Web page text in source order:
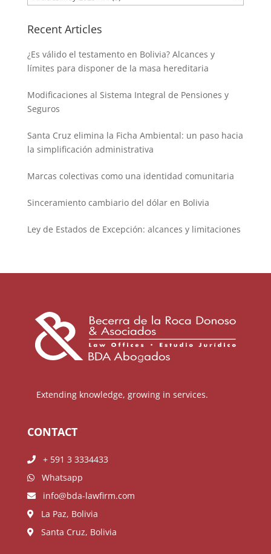
Recent Articles
¿Es válido el testamento en Bolivia? Alcances y
límites para disponer de la masa hereditaria
Modificaciones al Sistema Integral de Pensiones y
Seguros
Santa Cruz elimina la Ficha Ambiental: un paso hacia
la simplificación administrativa
Marcas colectivas como una identidad comunitaria
Sinceramiento cambiario del dólar en Bolivia
Ley de Estados de Excepción: alcances y limitaciones
Extending knowledge, growing in services.
CONTACT
+ 591 3 3334433
Whatsapp
info@bda-lawfirm.com
La Paz, Bolivia
Santa Cruz, Bolivia